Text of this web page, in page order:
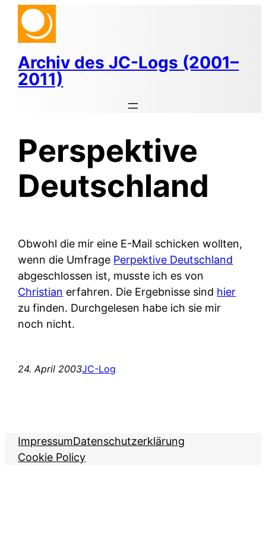
Zum
Inhalt
springen
Archiv des JC-Logs (2001–
2011)
Perspektive
Deutschland
Obwohl die mir eine E-Mail schicken wollten,
wenn die Umfrage Perpektive Deutschland
abgeschlossen ist, musste ich es von
Christian erfahren. Die Ergebnisse sind hier
zu finden. Durchgelesen habe ich sie mir
noch nicht.
24. April 2003JC-Log
ImpressumDatenschutzerklärung
Cookie Policy